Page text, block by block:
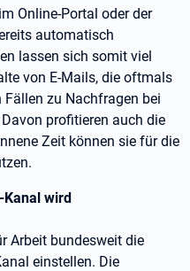
Online-Portal oder der
automatisch
lassen sich somit viel
von E-Mails, die oftmals
zu Nachfragen bei
profitieren auch die
Zeit können sie für die
Kanal wird
Arbeit bundesweit die
einstellen. Die